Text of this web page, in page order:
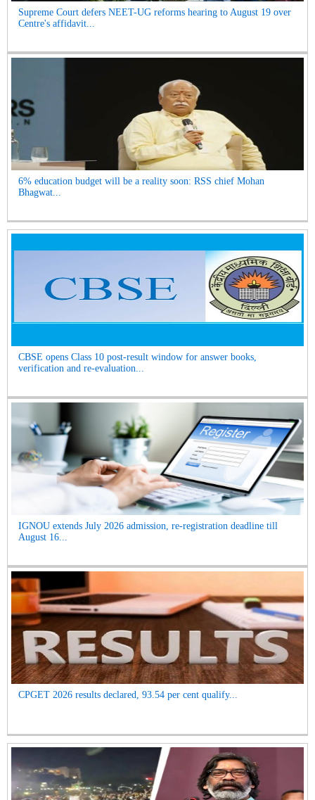
Supreme Court defers NEET-UG reforms hearing to August 19 over
Centre's affidavit...
6% education budget will be a reality soon: RSS chief Mohan
Bhagwat...
CBSE opens Class 10 post-result window for answer books,
verification and re-evaluation...
IGNOU extends July 2026 admission, re-registration deadline till
August 16...
CPGET 2026 results declared, 93.54 per cent qualify...